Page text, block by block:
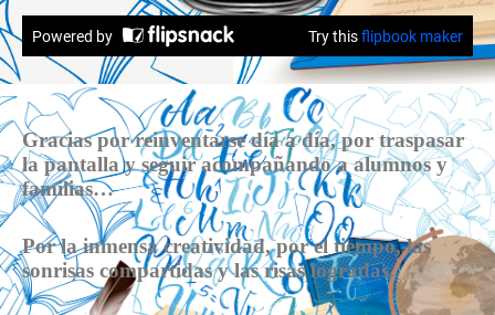
Gracias por reinventarse día a día, por traspasar
la pantalla y seguir acompañando a alumnos y
familias…
Por la inmensa creatividad, por el tiempo, las
sonrisas compartidas y las risas logradas.